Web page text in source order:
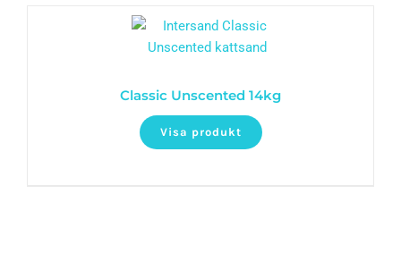
Classic Unscented 14kg
Visa produkt